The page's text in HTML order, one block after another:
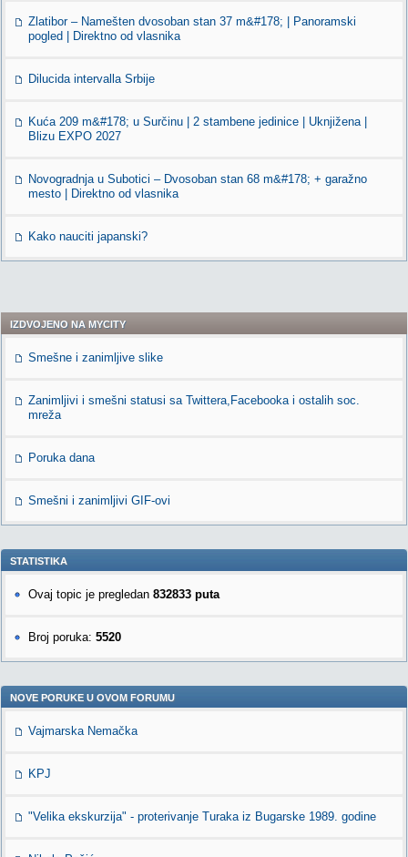
Zlatibor – Namešten dvosoban stan 37 m&#178; | Panoramski
pogled | Direktno od vlasnika
Dilucida intervalla Srbije
Kuća 209 m&#178; u Surčinu | 2 stambene jedinice | Uknjižena |
Blizu EXPO 2027
Novogradnja u Subotici – Dvosoban stan 68 m&#178; + garažno
mesto | Direktno od vlasnika
Kako nauciti japanski?
IZDVOJENO NA MYCITY
Smešne i zanimljive slike
Zanimljivi i smešni statusi sa Twittera,Facebooka i ostalih soc.
mreža
Poruka dana
Smešni i zanimljivi GIF-ovi
STATISTIKA
Ovaj topic je pregledan 832833 puta
Broj poruka: 5520
NOVE PORUKE U OVOM FORUMU
Vajmarska Nemačka
KPJ
"Velika ekskurzija" - proterivanje Turaka iz Bugarske 1989. godine